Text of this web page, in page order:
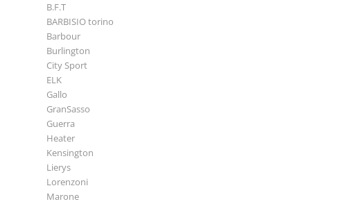
B.F.T
BARBISIO torino
Barbour
Burlington
City Sport
ELK
Gallo
GranSasso
Guerra
Heater
Kensington
Lierys
Lorenzoni
Marone